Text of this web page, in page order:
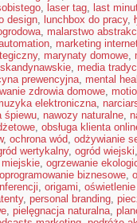
, laser tag, last
design, lunchbox do pracy,
, malarstwo
, marketing
, marynaty domowe,
, media
prewencyjna, mental
zdrowia domowe,
elektroniczna,
śpiewu, nawozy naturalne,
, obsługa klienta
, ochrona wód, odżywianie
wertykalny, ogród wiejski
, ogrzewanie
oprogramowanie biznesowe,
, origami,
, personal branding,
, pielęgnacja naturalna,